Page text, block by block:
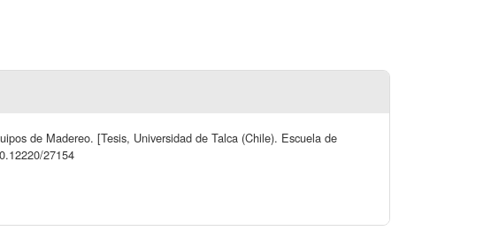
de Madereo. [Tesis, Universidad de Talca (Chile). Escuela de
27154